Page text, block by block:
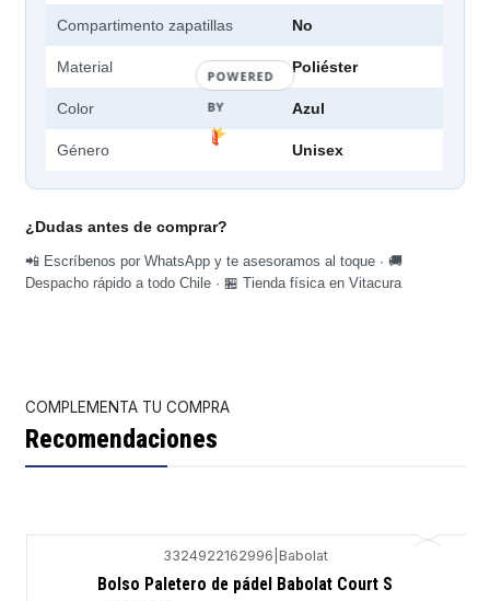
Compartimento zapatillas No
Material Poliéster
Color Azul
Género Unisex
¿Dudas antes de comprar?
📲 Escríbenos por WhatsApp y te asesoramos al toque · 🚚
Despacho rápido a todo Chile · 🏪 Tienda física en Vitacura
COMPLEMENTA TU COMPRA
Recomendaciones
3324922162996 Babolat
Bolso Paletero de pádel Babolat Court S
POWERED
BY